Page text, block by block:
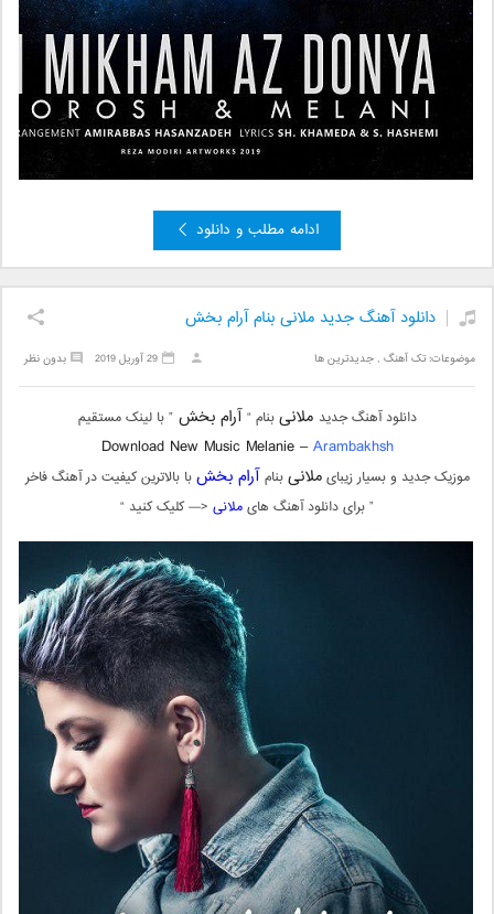
ادامه مطلب و دانلود
دانلود آهنگ جدید ملانی بنام آرام بخش
موضوعات:تک آهنگ ,جدیدترین ها بدون نظر 29 آوریل 2019
دانلود آهنگ جدید ملانیبنام “آرام بخش” با لینک مستقیم
Download New Music Melanie –Arambakhsh
موزیک جدید و بسیار زیبایملانیبنام آرام بخشبا بالاترین کیفیت در آهنگ فاخر
” برای دانلود آهنگ هایملانی <— کلیک کنید “